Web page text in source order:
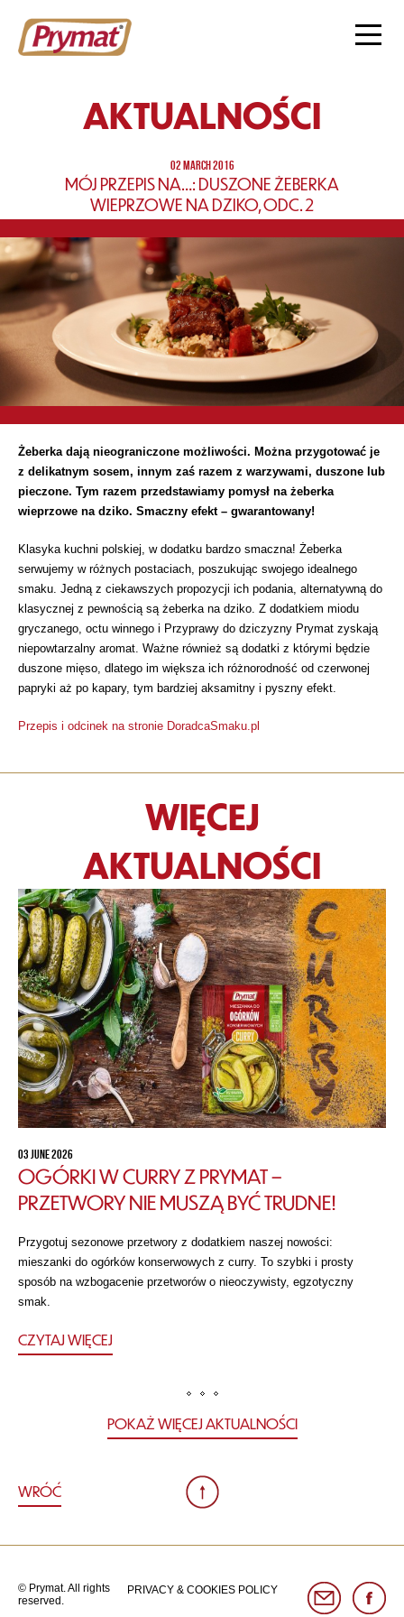
AKTUALNOŚCI
02 MARCH 2016
MÓJ PRZEPIS NA…: DUSZONE ŻEBERKA
WIEPRZOWE NA DZIKO, ODC. 2
Żeberka dają nieograniczone możliwości. Można przygotować je
z delikatnym sosem, innym zaś razem z warzywami, duszone lub
pieczone. Tym razem przedstawiamy pomysł na żeberka
wieprzowe na dziko. Smaczny efekt – gwarantowany!
Klasyka kuchni polskiej, w dodatku bardzo smaczna! Żeberka
serwujemy w różnych postaciach, poszukując swojego idealnego
smaku. Jedną z ciekawszych propozycji ich podania, alternatywną do
klasycznej z pewnością są żeberka na dziko. Z dodatkiem miodu
gryczanego, octu winnego i Przyprawy do dziczyzny Prymat zyskają
niepowtarzalny aromat. Ważne również są dodatki z którymi będzie
duszone mięso, dlatego im większa ich różnorodność od czerwonej
papryki aż po kapary, tym bardziej aksamitny i pyszny efekt.
Przepis i odcinek na stronie DoradcaSmaku.pl
WIĘCEJ
AKTUALNOŚCI
03 JUNE 2026
OGÓRKI W CURRY Z PRYMAT –
PRZETWORY NIE MUSZĄ BYĆ TRUDNE!
Przygotuj sezonowe przetwory z dodatkiem naszej nowości:
mieszanki do ogórków konserwowych z curry. To szybki i prosty
sposób na wzbogacenie przetworów o nieoczywisty, egzotyczny
smak.
CZYTAJ WIĘCEJ
POKAŻ WIĘCEJ AKTUALNOŚCI
WRÓĆ
© Prymat. All rights
reserved.
PRIVACY & COOKIES POLICY